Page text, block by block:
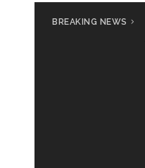
BREAKING NEWS